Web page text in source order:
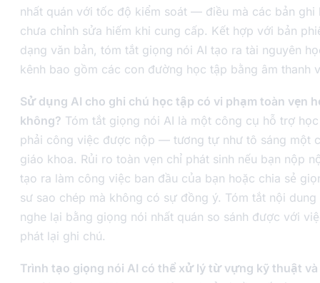
nhất quán với tốc độ kiểm soát — điều mà các bản ghi
chưa chỉnh sửa hiếm khi cung cấp. Kết hợp với bản
dạng văn bản, tóm tắt giọng nói AI tạo ra tài nguyên
kênh bao gồm các con đường học tập bằng âm thanh
Sử dụng AI cho ghi chú học tập có vi phạm toàn vẹn
không? Tóm tắt giọng nói AI là một công cụ hỗ trợ
phải công việc được nộp — tương tự như tô sáng một
giáo khoa. Rủi ro toàn vẹn chỉ phát sinh nếu bạn nộp
tạo ra làm công việc ban đầu của bạn hoặc chia sẻ
sư sao chép mà không có sự đồng ý. Tóm tắt nội
nghe lại bằng giọng nói nhất quán so sánh được với
phát lại ghi chú.
Trình tạo giọng nói AI có thể xử lý từ vựng kỹ thuật